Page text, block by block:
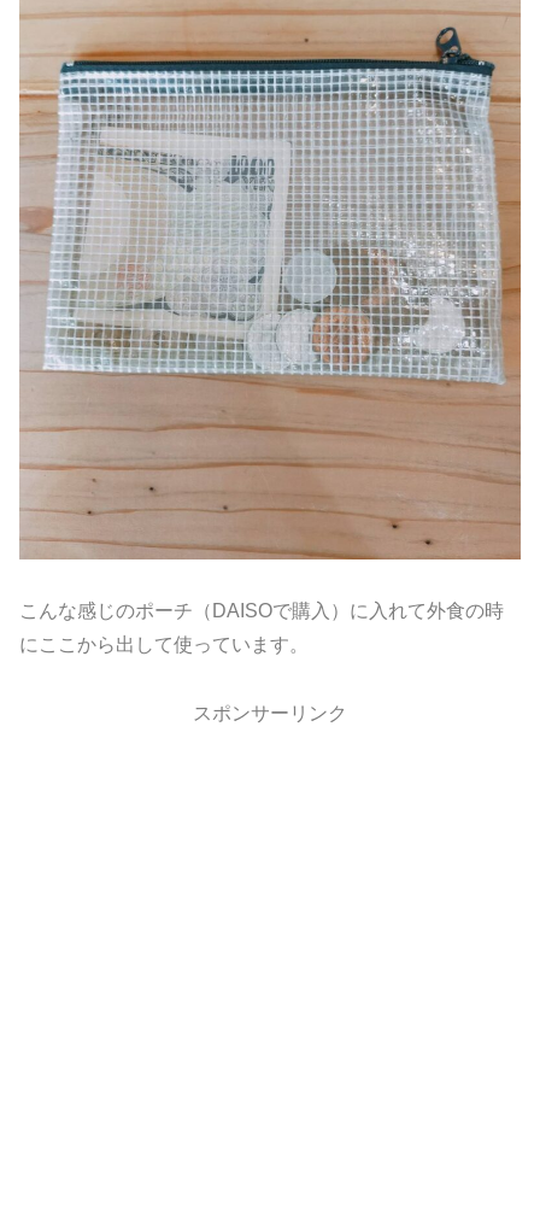
こんな感じのポーチ（DAISOで購入）に入れて外食の時
にここから出して使っています。
スポンサーリンク